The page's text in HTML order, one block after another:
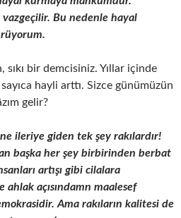
vazgeçilir. Bu nedenle hayal
sıkı bir demcisiniz. Yıllar içinde
hayli arttı. Sizce günümüzün
gelir?
ileriye giden tek şey rakılardır!
başka her şey birbirinden berbat
artışı gibi cilalara
açısındamn maalesef
Ama rakıların kalitesi de